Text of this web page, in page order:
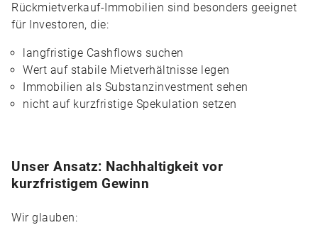
Rückmietverkauf-Immobilien sind besonders geeignet
für Investoren, die:
langfristige Cashflows suchen
Wert auf stabile Mietverhältnisse legen
Immobilien als Substanzinvestment sehen
nicht auf kurzfristige Spekulation setzen
Unser Ansatz: Nachhaltigkeit vor
kurzfristigem Gewinn
Wir glauben: